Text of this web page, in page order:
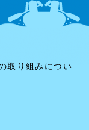
取り組みについ